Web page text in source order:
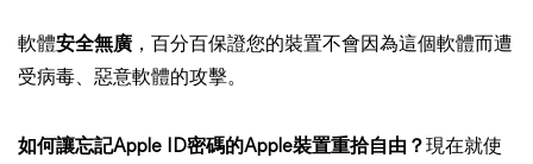
軟體安全無廣 ，百分百保證您的裝置不會因為這個軟體而遭
受病毒、惡意軟體的攻擊。
如何讓忘記Apple ID密碼的Apple裝置重拾自由？現在就使